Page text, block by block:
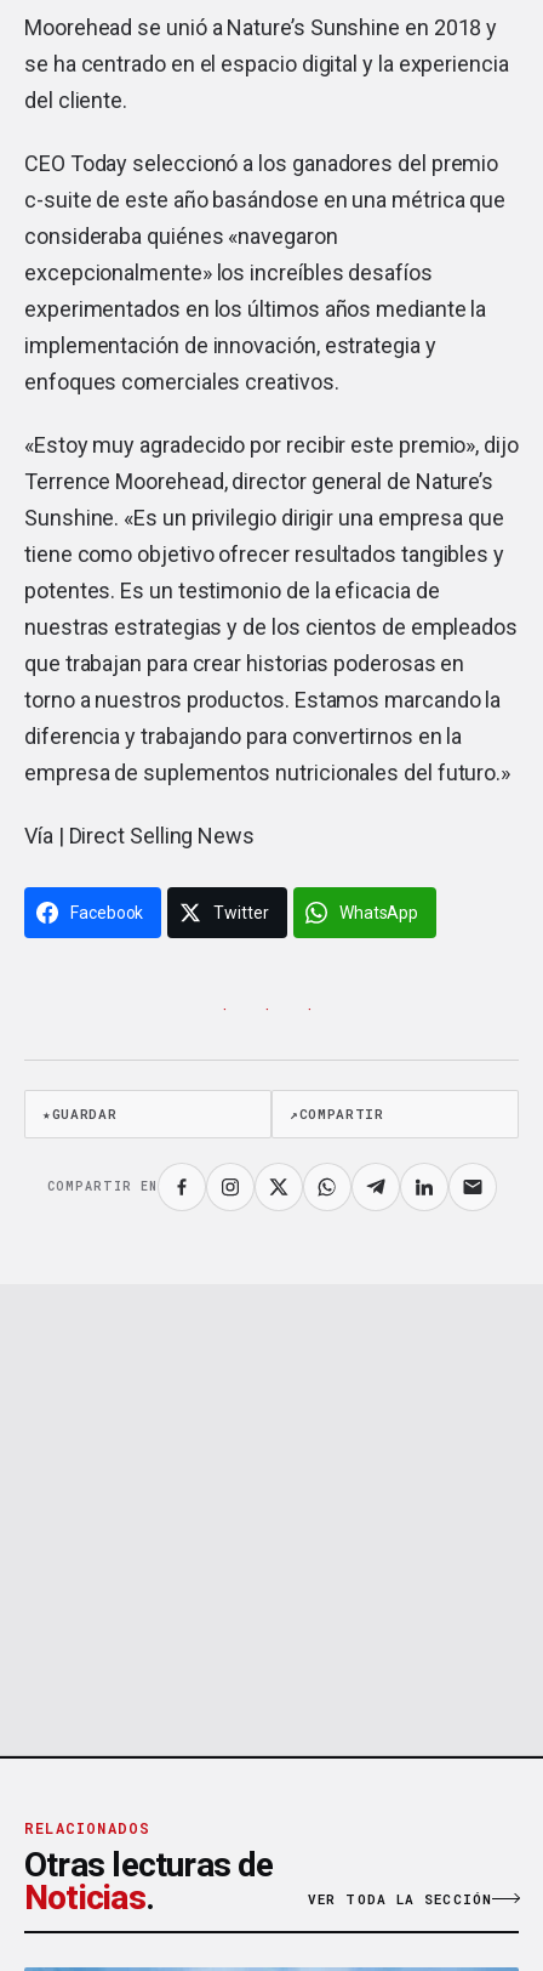
Moorehead se unió a Nature’s Sunshine en 2018 y
se ha centrado en el espacio digital y la experiencia
del cliente.
CEO Today seleccionó a los ganadores del premio
c-suite de este año basándose en una métrica que
consideraba quiénes «navegaron
excepcionalmente» los increíbles desafíos
experimentados en los últimos años mediante la
implementación de innovación, estrategia y
enfoques comerciales creativos.
«Estoy muy agradecido por recibir este premio», dijo
Terrence Moorehead, director general de Nature’s
Sunshine. «Es un privilegio dirigir una empresa que
tiene como objetivo ofrecer resultados tangibles y
potentes. Es un testimonio de la eficacia de
nuestras estrategias y de los cientos de empleados
que trabajan para crear historias poderosas en
torno a nuestros productos. Estamos marcando la
diferencia y trabajando para convertirnos en la
empresa de suplementos nutricionales del futuro.»
Vía | Direct Selling News
Facebook Twitter WhatsApp
· · ·
★GUARDAR ↗COMPARTIR
COMPARTIR EN
RELACIONADOS
Otras lecturas de
Noticias. VER TODA LA SECCIÓN